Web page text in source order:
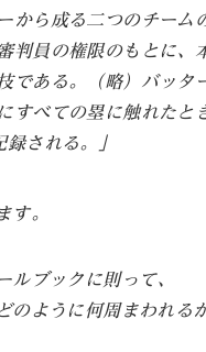
から成る二つのチーム
判員の権限のもとに、
である。（略）バッタ
すべての塁に触れたと
される。」
す。
ルブックに則って、
のように何周まわれる